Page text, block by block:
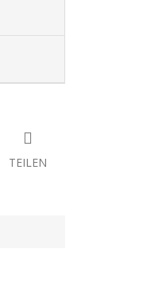
TEILEN